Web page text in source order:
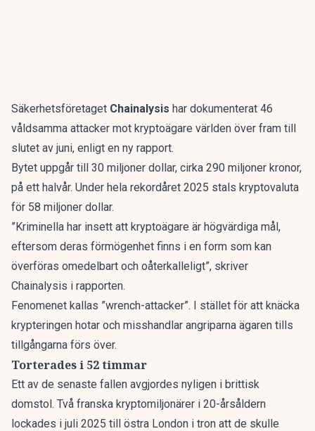
Säkerhetsföretaget Chainalysis har dokumenterat 46
våldsamma attacker mot kryptoägare världen över fram till
slutet av juni, enligt en ny rapport.
Bytet uppgår till 30 miljoner dollar, cirka 290 miljoner kronor,
på ett halvår. Under hela rekordåret 2025 stals kryptovaluta
för 58 miljoner dollar.
”Kriminella har insett att kryptoägare är högvärdiga mål,
eftersom deras förmögenhet finns i en form som kan
överföras omedelbart och oåterkalleligt”, skriver
Chainalysis i rapporten.
Fenomenet kallas ”wrench-attacker”. I stället för att knäcka
krypteringen hotar och misshandlar angriparna ägaren tills
tillgångarna förs över.
Torterades i 52 timmar
Ett av de senaste fallen avgjordes nyligen i brittisk
domstol. Två franska kryptomiljonärer i 20-årsåldern
lockades i juli 2025 till östra London i tron att de skulle